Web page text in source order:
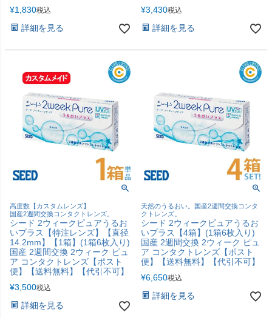
¥1,830税込
詳細を見る
¥3,430税込
詳細を見る
高度数【カスタムレンズ】
国産2週間交換コンタクトレンズ。
シード 2ウィークピュアうるお
いプラス【特注レンズ】【直径
14.2mm】【1箱】(1箱6枚入り)
国産 2週間交換 2ウィーク ピュ
ア コンタクトレンズ【ポスト
便】【送料無料】【代引不可】
¥3,500税込
詳細を見る
天然のうるおい。国産2週間交換コンタ
クトレンズ。
シード 2ウィークピュアうるお
いプラス【4箱】(1箱6枚入り)
国産 2週間交換 2ウィーク ピュ
ア コンタクトレンズ【ポスト
便】【送料無料】【代引不可】
¥6,650税込
詳細を見る